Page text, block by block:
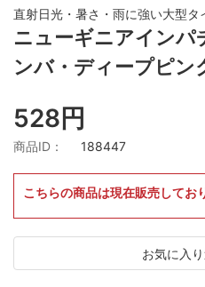
直射日光・暑さ・雨に強い大型タ
ニューギニアインパ
ンバ・ディープピン
528円
商品ID： 188447
こちらの商品は現在販売してお
お気に入